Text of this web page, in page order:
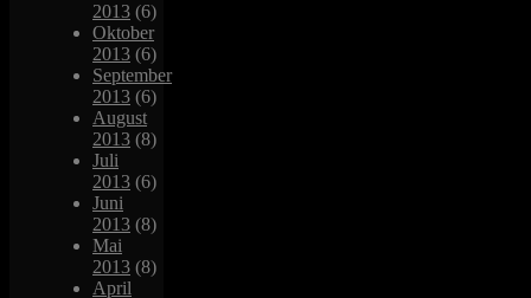
2013 (6)
Oktober
2013 (6)
September
2013 (6)
August
2013 (8)
Juli
2013 (6)
Juni
2013 (8)
Mai
2013 (8)
April